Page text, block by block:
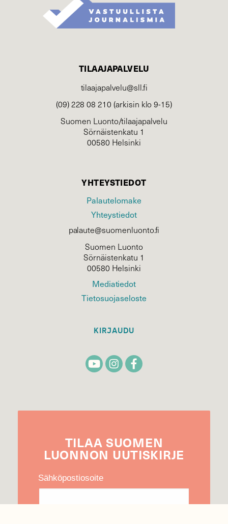
TILAAJAPALVELU
tilaajapalvelu@sll.fi
(09) 228 08 210 (arkisin klo 9-15)
Suomen Luonto/tilaajapalvelu
Sörnäistenkatu 1
00580 Helsinki
YHTEYSTIEDOT
Palautelomake
Yhteystiedot
palaute@suomenluonto.fi
Suomen Luonto
Sörnäistenkatu 1
00580 Helsinki
Mediatiedot
Tietosuojaseloste
KIRJAUDU
TILAA SUOMEN
LUONNON UUTIS­KIRJE
Sähköpostiosoite